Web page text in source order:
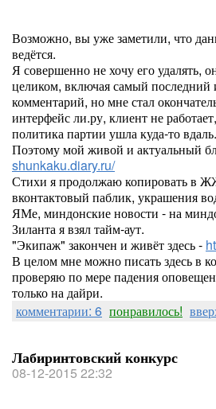
Возможно, вы уже заметили, что
ведётся.
Я совершенно не хочу его удалять,
целиком, включая самый последний
комментарий, но мне стал
интерфейс ли.ру, клиент не
политика партии ушла куда-то вдаль.
Поэтому мой живой и актуальный
shunkaku.diary.ru/
Стихи я продолжаю копировать в
вконтактовый паблик, украшения
ЯМе, миндонские новости - на
Зиланта я взял тайм-аут.
"Экипаж" закончен и живёт здесь -
В целом мне можно писать здесь в
проверяю по мере падения
только на дайри.
комментарии: 6 понравилось!
Лабиринтовский конкурс
08-12-2015 22:32